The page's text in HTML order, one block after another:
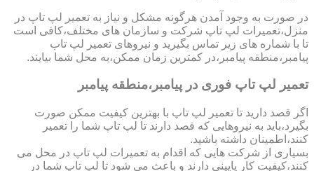
در صورت به وجود آمدن هرگونه مشکل و نیاز به تعمیر لپ تاپ در
منزل،تعمیرات لپ تاپ شرکت و سازمان های مختلف،کافی است
تا با شماره های زیر تماس بگیرید و نیروهای تعمیر لپ تاب
پیامبر،منطقه پیامبر،در کمترین زمان ممکن،به محل شما بیایند.
تعمیر لپ تاپ فوری در پیامبر،منطقه پیامبر
اگر قصد دارید تا تعمیر لپ تاپ با بهترین کیفیت ممکن صورت
بگیرد،باید به نیروهایی که قصد دارند تا لپ تاپ شما را تعمیر
کنند،اطمینان داشته باشید.
بسیاری از شرکت هایی که اقدام به تعمیرات لپ تاپ در محل می
کنند،کیفیت کار پایینی دارند و باعث می شود تا لپ تاپ شما در